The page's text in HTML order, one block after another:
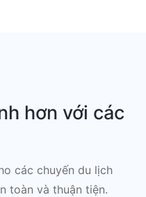
hơn với các
các chuyến du lịch
toàn và thuận tiện.